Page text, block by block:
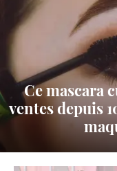
Ce mascara
ventes depuis